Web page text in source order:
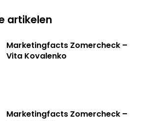
artikelen
Marketingfacts Zomercheck –
Vita Kovalenko
Marketingfacts Zomercheck –